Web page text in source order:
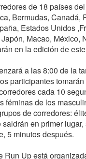
de 18 países
Bermudas, Canadá,
Estados Unidos
Macao, México,
en la edición de
a las 8:00 de la
participantes
cada 10
féminas de los
de corredores:
en primer
5 minutos después.
Run Up está